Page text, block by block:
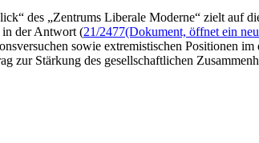
des „Zentrums Liberale Moderne“ zielt auf
in der Antwort (21/2477(Dokument, öffnet ein
sowie extremistischen Positionen
zur Stärkung des gesellschaftlichen